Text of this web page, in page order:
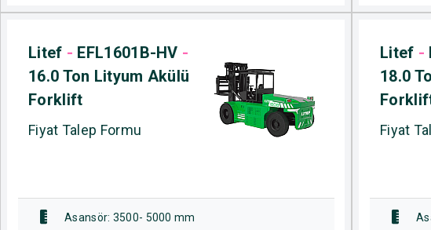
Litef - EFL1601B-HV -
16.0 Ton Lityum Akülü
Forklift
Fiyat Talep Formu
Asansör: 3500- 5000 mm
Litef -
18.0
Fiyat